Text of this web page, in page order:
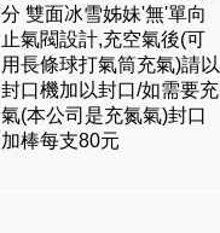
分 雙面冰雪姊妹'無'單向
止氣閥設計,充空氣後(可
用長條球打氣筒充氣)請以
封口機加以封口/如需要充
氣(本公司是充氮氣)封口
加棒每支80元